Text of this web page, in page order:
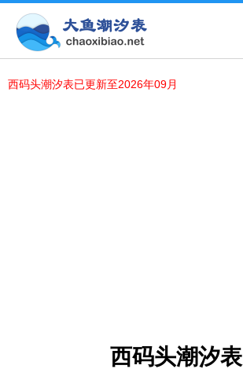
西码头潮汐表已更新至2026年09月
西码头潮汐表